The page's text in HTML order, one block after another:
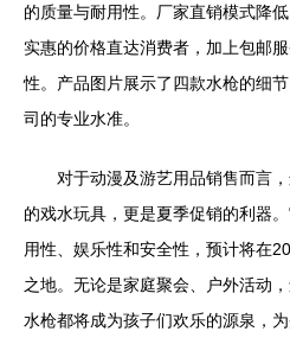
的质量与耐用性。厂家直销模式降
实惠的价格直达消费者，加上包邮
性。产品图片展示了四款水枪的细
司的专业水准。
对于动漫及游艺用品销售而言
的戏水玩具，更是夏季促销的利器
用性、娱乐性和安全性，预计将在
之地。无论是家庭聚会、户外活动
水枪都将成为孩子们欢乐的源泉，